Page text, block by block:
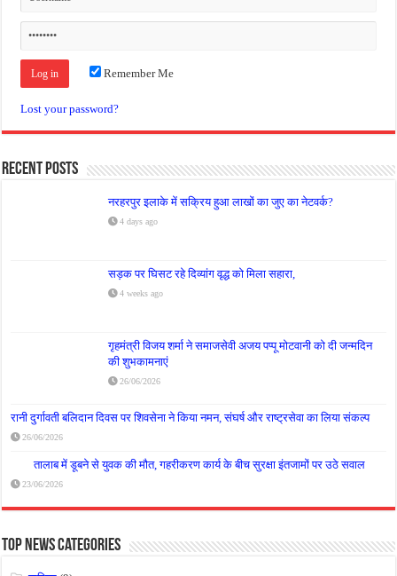
Remember Me
Lost your password?
Recent Posts
नरहरपुर इलाके में सक्रिय हुआ लाखों का जुए का नेटवर्क?
4 days ago
सड़क पर घिसट रहे दिव्यांग वृद्ध को मिला सहारा,
4 weeks ago
गृहमंत्री विजय शर्मा ने समाजसेवी अजय पप्पू मोटवानी को दी जन्मदिन
की शुभकामनाएं
26/06/2026
रानी दुर्गावती बलिदान दिवस पर शिवसेना ने किया नमन, संघर्ष और राष्ट्रसेवा का लिया संकल्प
26/06/2026
तालाब में डूबने से युवक की मौत, गहरीकरण कार्य के बीच सुरक्षा इंतजामों पर उठे सवाल
23/06/2026
Top News Categories